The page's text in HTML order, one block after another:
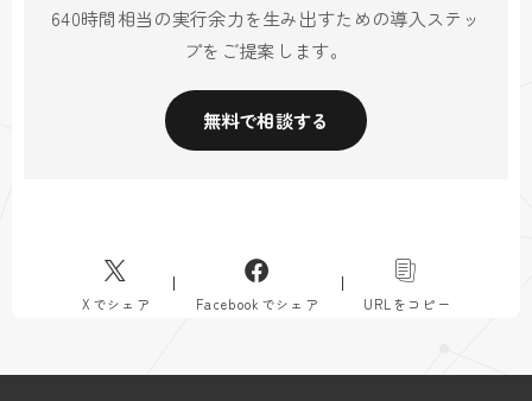
640時間相当の実行余力を生み出すための導入ステッ
プをご提案します。
無料で相談する
Xでシェア Facebookでシェア URLをコピー